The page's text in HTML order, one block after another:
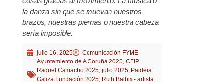
la danza sin que se muevan nuestros
brazos, nuestras piernas o nuestra cabeza
sería imposible.
julio 16, 2025
Comunicación FYME
Ayuntamiento de A Coruña 2025, CEIP
Raquel Camacho 2025, julio 2025, Paideia
Galiza Fundación 2025, Ruth Balbis - artista